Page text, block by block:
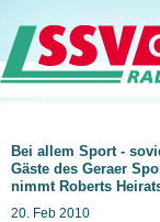
Bei allem Sport -
Gäste des Geraer
nimmt Roberts
20. Feb 2010